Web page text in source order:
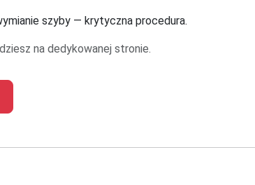
szyby — krytyczna procedura.
na dedykowanej stronie.